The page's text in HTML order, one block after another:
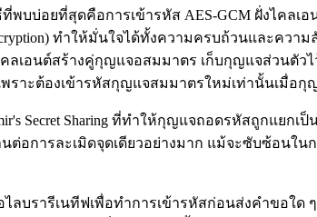
บบ่อยที่สุดคือการเข้ารหัส AES‑GCM ฝั่งไคลเ
ทำให้มั่นใจได้ทั้งความครบถ้วนและความ
เอนต์สร้างคู่กุญแจอสมมาตร เก็บกุญแจส่วนตัว
ราะต้องเข้ารหัสกุญแจสมมาตรใหม่เท่านั้นเมื่อกุ
Secret Sharing ที่ทำให้กุญแจถอดรหัสถูกแย
การละเมิดจุดเดียวอย่างมาก แม้จะซับซ้อนใน
ลบรารีเนทีฟเพื่อทำการเข้ารหัสก่อนส่งคำขอใ